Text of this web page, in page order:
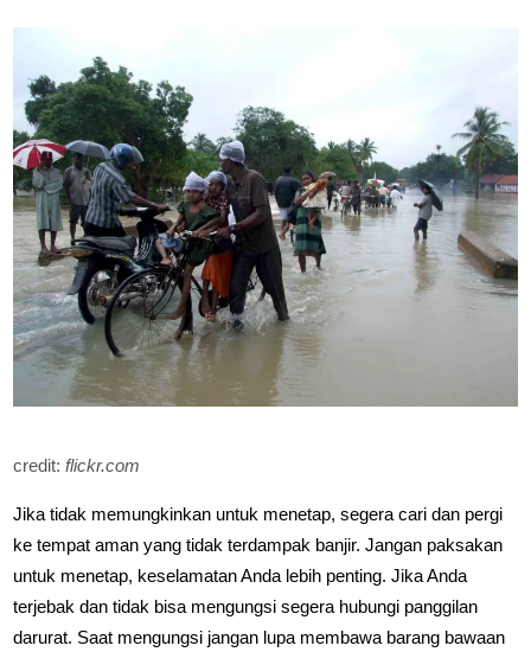
credit:flickr.com
Jika tidak memungkinkan untuk menetap, segera cari dan pergi
ke tempat aman yang tidak terdampak banjir. Jangan paksakan
untuk menetap, keselamatan Anda lebih penting. Jika Anda
terjebak dan tidak bisa mengungsi segera hubungi panggilan
darurat. Saat mengungsi jangan lupa membawa barang bawaan